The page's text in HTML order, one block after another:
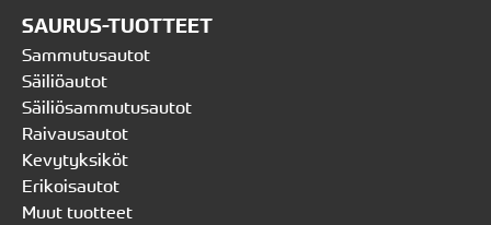
SAURUS-TUOTTEET
Sammutusautot
Säiliöautot
Säiliösammutusautot
Raivausautot
Kevytyksiköt
Erikoisautot
Muut tuotteet